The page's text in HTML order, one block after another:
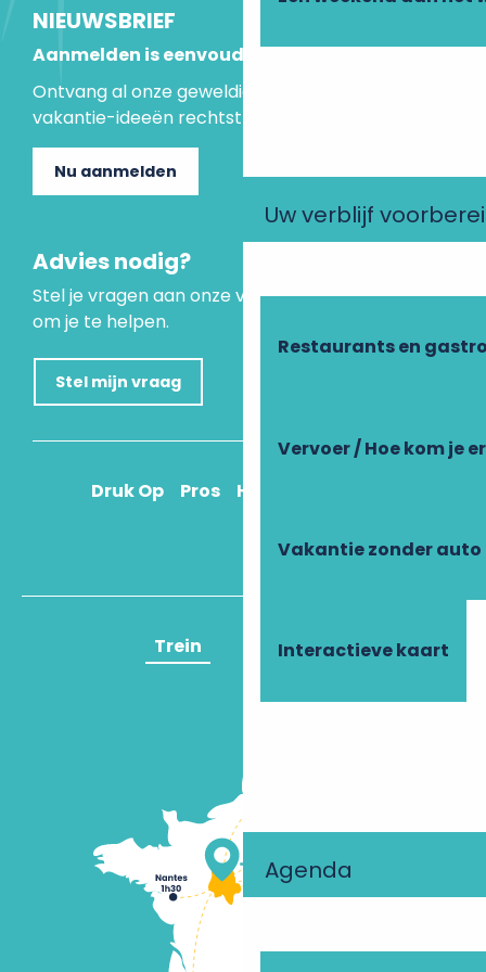
Uw verblijf
Restaurants en
Vervoer / Hoe kom je
Vakantie zonder auto
Interactieve kaart
Agenda
NIEUWSBRIEF
Aanmelden is eenvoudig
Ontvang al onze geweldige aanbiedingen en
vakantie-ideeën rechtstreeks in je inbox.
Nu aanmelden
Advies nodig?
Stel je vragen aan onze virtuele assistent, die er is
om je te helpen.
Stel mijn vraag
Druk Op Pros Hoe kom ik daar?
Trein Vliegtuig